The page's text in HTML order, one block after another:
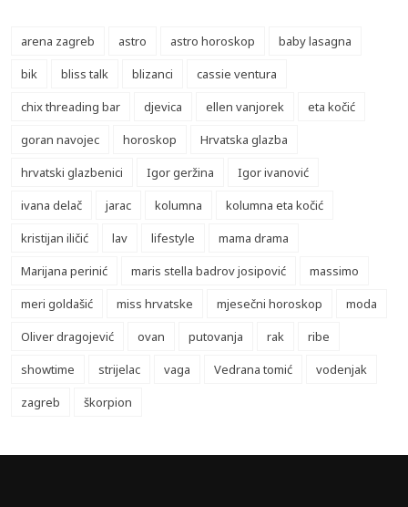
arena zagreb astro astro horoskop
baby lasagna
bik
bliss talk blizanci
cassie ventura
chix threading bar
djevica ellen vanjorek
eta kočić
goran navojec
horoskop
Hrvatska glazba
hrvatski glazbenici
Igor geržina
Igor ivanović
ivana delač
jarac kolumna
kolumna eta kočić
kristijan iličić
lav lifestyle
mama drama
Marijana perinić
maris stella badrov josipović
massimo
meri goldašić
miss hrvatske mjesečni horoskop
moda
Oliver dragojević
ovan putovanja rak
ribe
showtime
strijelac vaga Vedrana tomić
vodenjak
zagreb
škorpion